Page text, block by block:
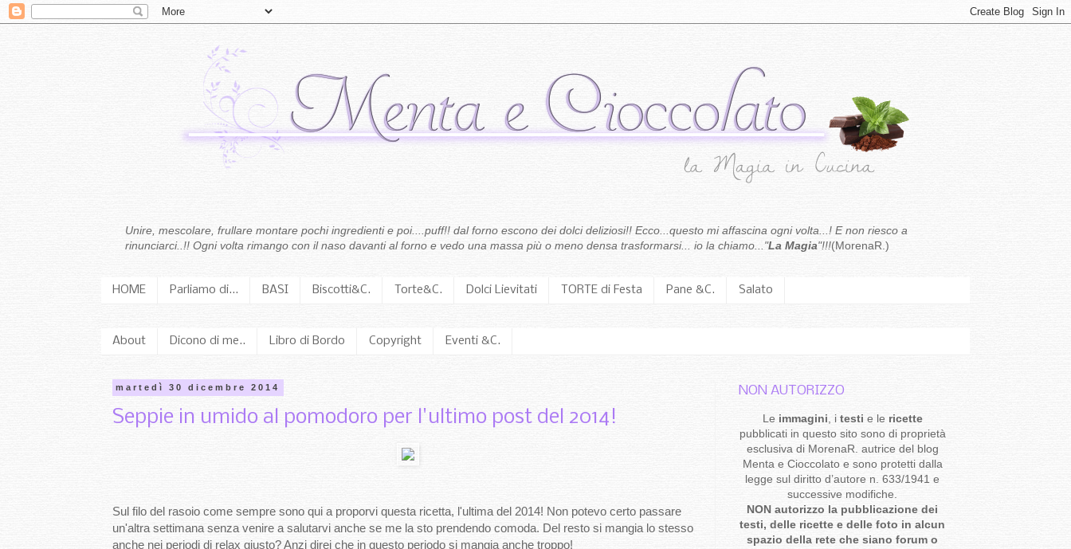
Unire, mescolare, frullare montare pochi ingredienti e poi....puff!! dal forno escono dei dolci deliziosi!! Ecco...questo mi affascina ogni volta...! E non riesco a
rinunciarci..!! Ogni volta rimango con il naso davanti al forno e vedo una massa più o meno densa trasformarsi... io la chiamo..."La Magia"!!!(MorenaR.)
HOME Parliamo di... BASI Biscotti&C. Torte&C. Dolci Lievitati TORTE di Festa Pane &C. Salato
About Dicono di me.. Libro di Bordo Copyright Eventi &C.
martedì 30 dicembre 2014
Seppie in umido al pomodoro per l'ultimo post del 2014!
Sul filo del rasoio come sempre sono qui a proporvi questa ricetta, l'ultima del 2014! Non potevo certo passare
un'altra settimana senza venire a salutarvi anche se me la sto prendendo comoda. Del resto si mangia lo stesso
anche nei periodi di relax giusto? Anzi direi che in questo periodo si mangia anche troppo!
NON AUTORIZZO
Le immagini , i testi e le ricette
pubblicati in questo sito sono di proprietà
esclusiva di MorenaR. autrice del blog
Menta e Cioccolato e sono protetti dalla
legge sul diritto d’autore n. 633/1941 e
successive modifiche.
NON autorizzo la pubblicazione dei
testi, delle ricette e delle foto in alcun
spazio della rete che siano forum o